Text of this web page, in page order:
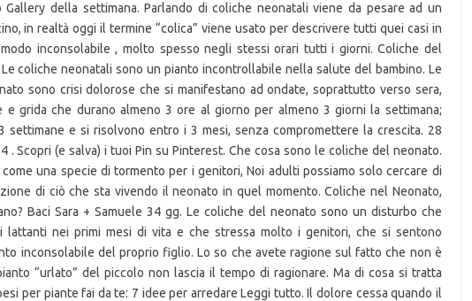
Gallery della settimana. Parlando di coliche neonatali viene da pesare ad un
in realtà oggi il termine “colica” viene usato per descrivere tutti quei casi in
inconsolabile , molto spesso negli stessi orari tutti i giorni. Coliche del
coliche neonatali sono un pianto incontrollabile nella salute del bambino. Le
sono crisi dolorose che si manifestano ad ondate, soprattutto verso sera,
e grida che durano almeno 3 ore al giorno per almeno 3 giorni la settimana;
settimane e si risolvono entro i 3 mesi, senza compromettere la crescita. 28
. Scopri (e salva) i tuoi Pin su Pinterest. Che cosa sono le coliche del neonato.
una specie di tormento per i genitori, Noi adulti possiamo solo cercare di
di ciò che sta vivendo il neonato in quel momento. Coliche nel Neonato,
Baci Sara + Samuele 34 gg. Le coliche del neonato sono un disturbo che
lattanti nei primi mesi di vita e che stressa molto i genitori, che si sentono
inconsolabile del proprio figlio. Lo so che avete ragione sul fatto che non è
“urlato” del piccolo non lascia il tempo di ragionare. Ma di cosa si tratta
per piante fai da te: 7 idee per arredare Leggi tutto. Il dolore cessa quando il